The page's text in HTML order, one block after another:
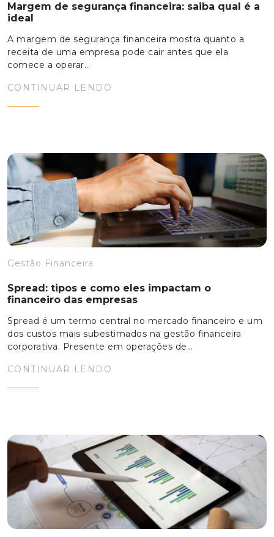
Margem de segurança financeira: saiba qual é a
ideal
A margem de segurança financeira mostra quanto a
receita de uma empresa pode cair antes que ela
comece a operar…
CONTINUAR LENDO
Gestão Financeira
Spread: tipos e como eles impactam o
financeiro das empresas
Spread é um termo central no mercado financeiro e um
dos custos mais subestimados na gestão financeira
corporativa. Presente em operações de…
CONTINUAR LENDO